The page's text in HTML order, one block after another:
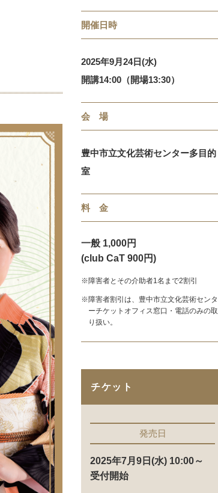
開催日時
2025年9月24日(水)
開講14:00（開場13:30）
会 場
豊中市立文化芸術センター多目的
室
料 金
一般 1,000円
(club CaT 900円)
※障害者とその介助者1名まで2割引
※障害者割引は、豊中市立文化芸術センタ
ーチケットオフィス窓口・電話のみの取
り扱い。
チケット
発売日
2025年7月9日(水) 10:00～
受付開始